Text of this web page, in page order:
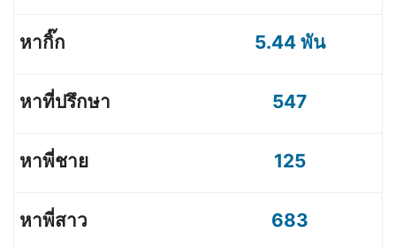
5.44 พัน
547
125
683